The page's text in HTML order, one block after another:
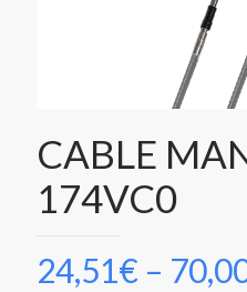
CABLE
174VC0
24,51€ –